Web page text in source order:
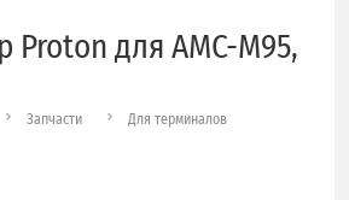
Proton для AMC-M95,
Запчасти
Для терминалов